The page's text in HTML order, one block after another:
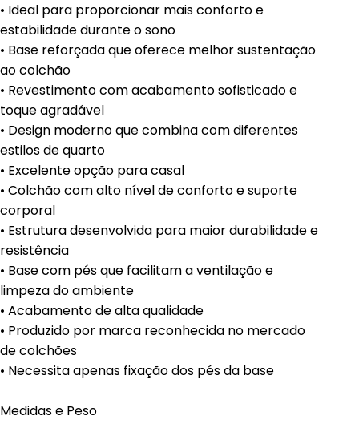
• Ideal para proporcionar mais conforto e
estabilidade durante o sono
• Base reforçada que oferece melhor sustentação
ao colchão
• Revestimento com acabamento sofisticado e
toque agradável
• Design moderno que combina com diferentes
estilos de quarto
• Excelente opção para casal
• Colchão com alto nível de conforto e suporte
corporal
• Estrutura desenvolvida para maior durabilidade e
resistência
• Base com pés que facilitam a ventilação e
limpeza do ambiente
• Acabamento de alta qualidade
• Produzido por marca reconhecida no mercado
de colchões
• Necessita apenas fixação dos pés da base
Medidas e Peso